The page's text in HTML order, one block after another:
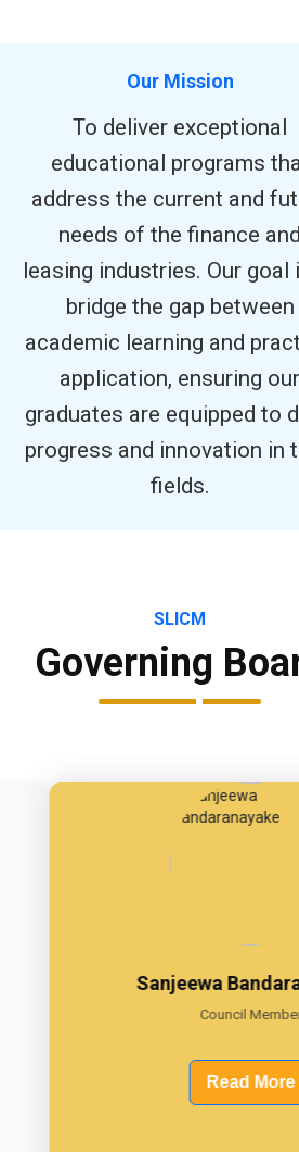
Our Mission
To deliver exceptional
educational programs
address the current and
needs of the finance and
leasing industries. Our goal
bridge the gap between
academic learning and
application, ensuring our
graduates are equipped to
progress and innovation in
fields.
SLICM
Governing
Sanjeewa Bandaranayake
Council Member
Read More